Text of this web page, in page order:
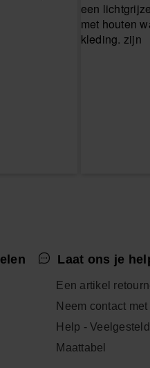
Laat ons je
Een artikel
Neem contact
Help -
Maattabel